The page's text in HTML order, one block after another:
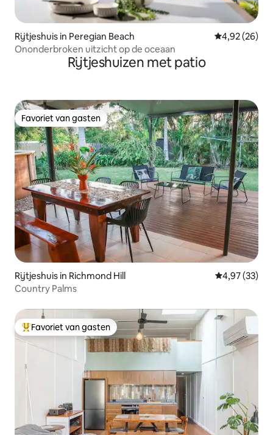
Rijtjeshuis in Peregian Beach Gemiddelde
4,92 (26)
Ononderbroken uitzicht op de oceaan
Rijtjeshuizen met patio
Favoriet van gasten
Favoriet van gasten
Rijtjeshuis in Richmond Hill Gemiddelde
4,97 (33)
Country Palms
Topfavoriet van gasten
Favoriet van gasten